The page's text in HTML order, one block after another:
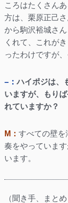
ころはたくさん
方は、栗原正己
から駒沢裕城さ
くれて、これが
ったわけですが
–：ハイポジは、
いますが、もり
れていますか？
M： すべての壁を
奏をやっていま
います。
（聞き手、まと